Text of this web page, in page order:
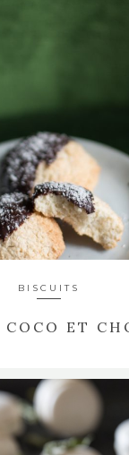
BISCUITS
COCO ET